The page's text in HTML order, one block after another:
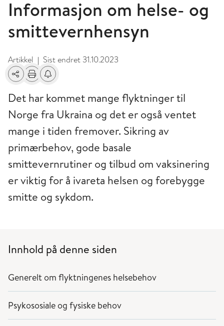
Informasjon om helse- og
smittevernhensyn
Artikkel | Sist endret 31.10.2023
Del Skriv utFå varsel om endringer
Det har kommet mange flyktninger til
Norge fra Ukraina og det er også ventet
mange i tiden fremover. Sikring av
primærbehov, gode basale
smittevernrutiner og tilbud om vaksinering
er viktig for å ivareta helsen og forebygge
smitte og sykdom.
Innhold på denne siden
Generelt om flyktningenes helsebehov
Psykososiale og fysiske behov